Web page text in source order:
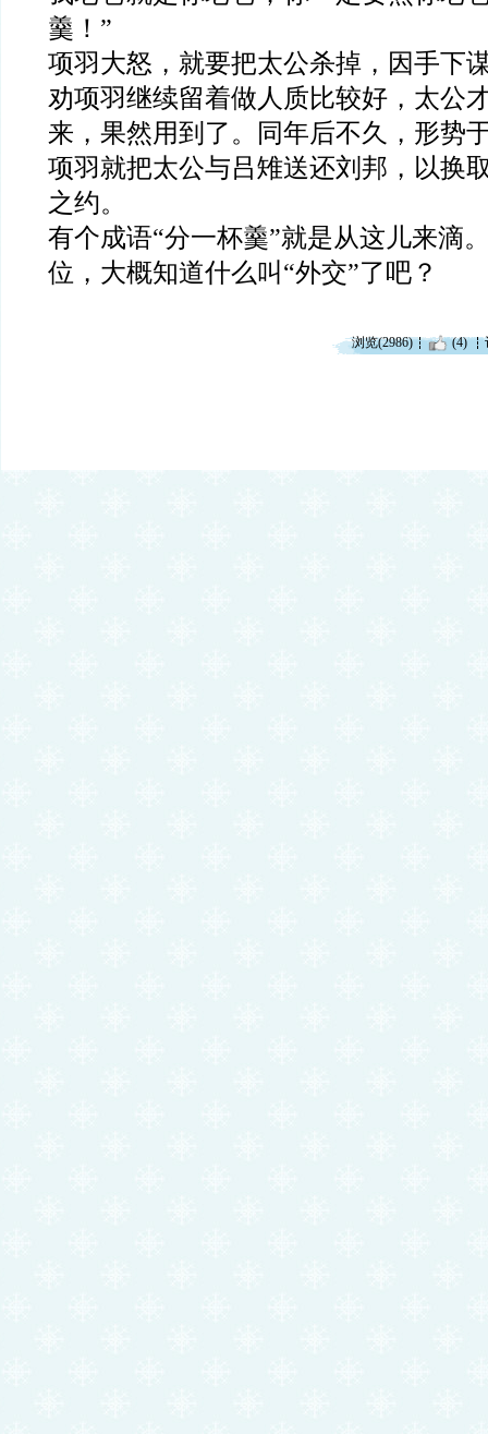
羹！”
项羽大怒，就要把太公杀掉，因手下
劝项羽继续留着做人质比较好，太公
来，果然用到了。同年后不久，形势
项羽就把太公与吕雉送还刘邦，以换
之约。
有个成语“分一杯羹”就是从这儿来滴
位，大概知道什么叫“外交”了吧？
浏览(2986) (4)